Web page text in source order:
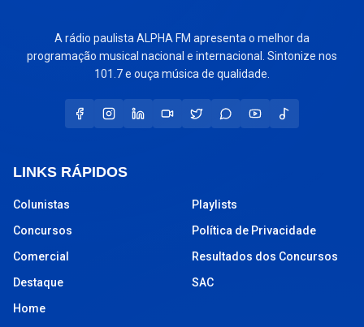
A rádio paulista ALPHA FM apresenta o melhor da
programação musical nacional e internacional. Sintonize nos
101.7 e ouça música de qualidade.
LINKS RÁPIDOS
Colunistas
Concursos
Comercial
Destaque
Home
Playlists
Política de Privacidade
Resultados dos Concursos
SAC